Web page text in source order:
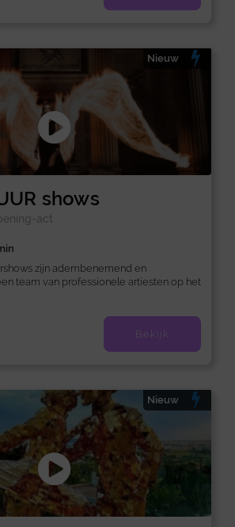
shows
Nieuw
act
zijn adembenemend en
team van professionele artiesten op het
Bekijk
Nieuw